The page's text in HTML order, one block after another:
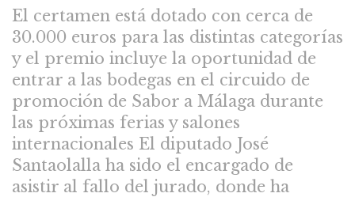
El certamen está dotado con cerca de
30.000 euros para las distintas categorías
y el premio incluye la oportunidad de
entrar a las bodegas en el circuido de
promoción de Sabor a Málaga durante
las próximas ferias y salones
internacionales El diputado José
Santaolalla ha sido el encargado de
asistir al fallo del jurado, donde ha